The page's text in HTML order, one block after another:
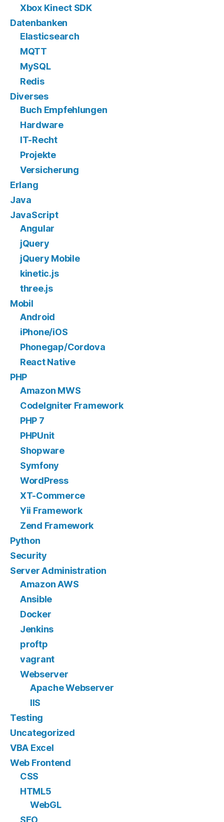
Xbox Kinect SDK
Datenbanken
Elasticsearch
MQTT
MySQL
Redis
Diverses
Buch Empfehlungen
Hardware
IT-Recht
Projekte
Versicherung
Erlang
Java
JavaScript
Angular
jQuery
jQuery Mobile
kinetic.js
three.js
Mobil
Android
iPhone/iOS
Phonegap/Cordova
React Native
PHP
Amazon MWS
CodeIgniter Framework
PHP 7
PHPUnit
Shopware
Symfony
WordPress
XT-Commerce
Yii Framework
Zend Framework
Python
Security
Server Administration
Amazon AWS
Ansible
Docker
Jenkins
proftp
vagrant
Webserver
Apache Webserver
IIS
Testing
Uncategorized
VBA Excel
Web Frontend
CSS
HTML5
WebGL
SEO